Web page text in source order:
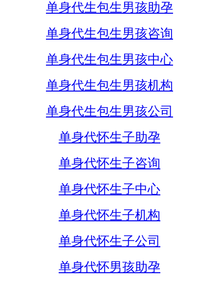
单身代生包生男孩助孕
单身代生包生男孩咨询
单身代生包生男孩中心
单身代生包生男孩机构
单身代生包生男孩公司
单身代怀生子助孕
单身代怀生子咨询
单身代怀生子中心
单身代怀生子机构
单身代怀生子公司
单身代怀男孩助孕